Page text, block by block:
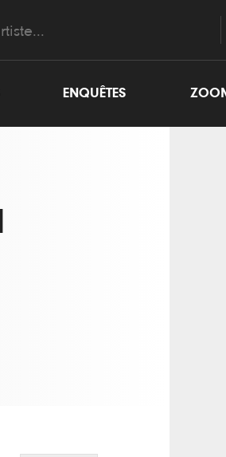
ENQUÊTES